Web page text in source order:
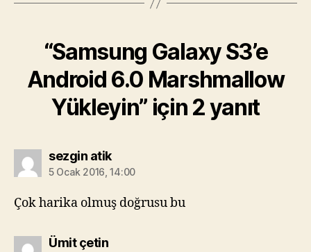
“Samsung Galaxy S3’e
Android 6.0 Marshmallow
Yükleyin” için 2 yanıt
sezgin atikdiyorki:
5 Ocak 2016, 14:00
Çok harika olmuş doğrusu bu
Ümit çetindiyorki: